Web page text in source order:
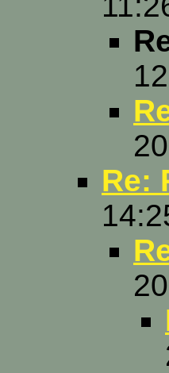
Re: